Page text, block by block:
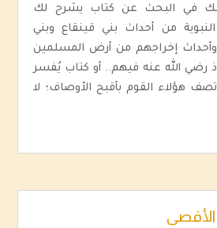
في البحث عن كتاب يشرح لك
من أحداث بني قينقاع وبني
وأحداث إخراجهم من أرض المسلمين
الله عنه فيهم.. أو كتاب يُفسر
هؤلاء القوم بأقبح الأوصاف؛ لا